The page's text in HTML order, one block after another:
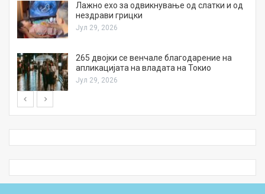
Лажно ехо за одвикнување од слатки и од
нездрави грицки
Јул 29, 2026
265 двојки се венчале благодарение на
апликацијата на владата на Токио
Јул 29, 2026